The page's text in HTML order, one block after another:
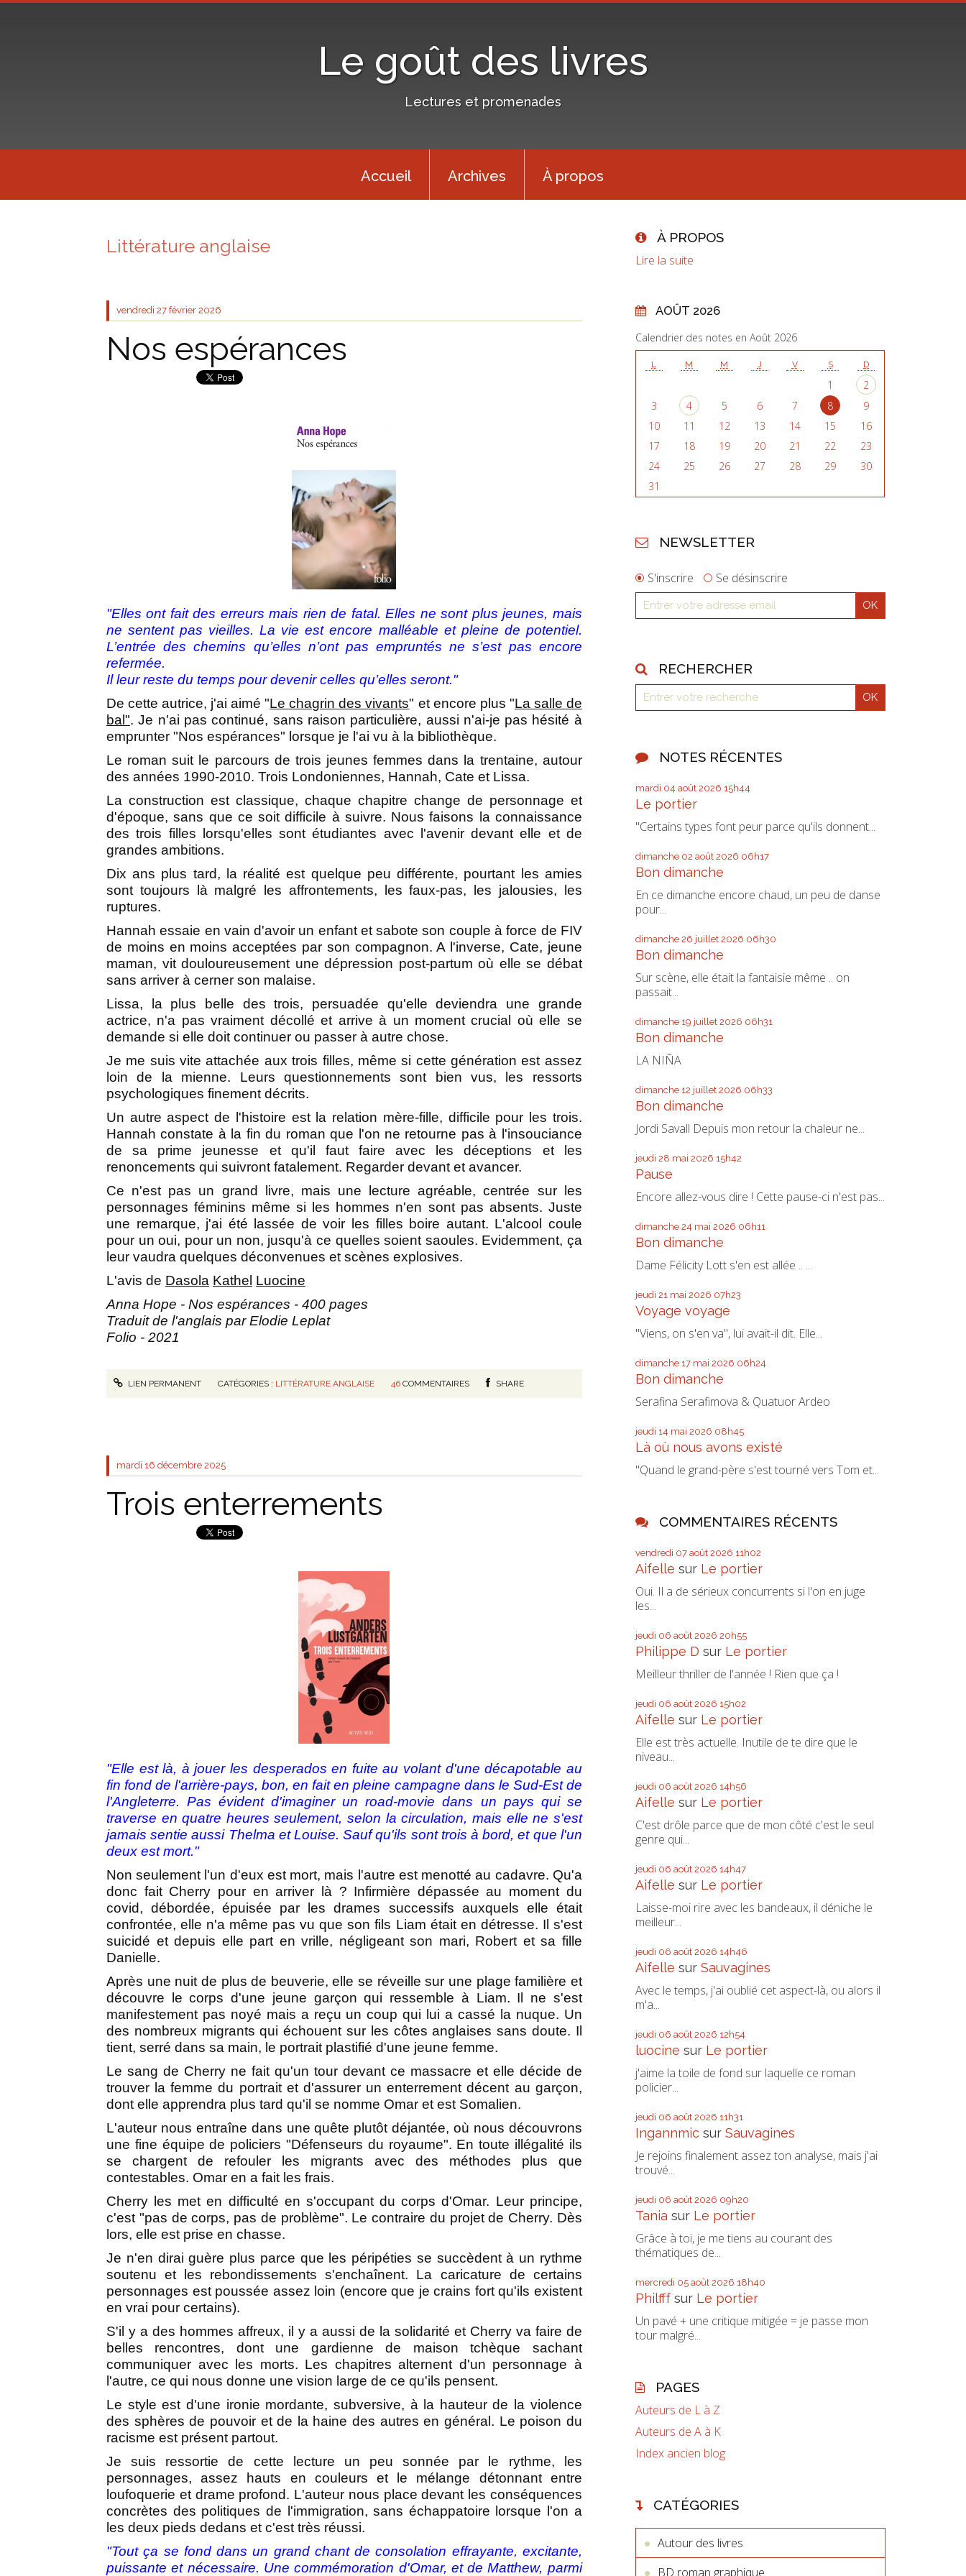
Le goût des livres
Lectures et promenades
Accueil Archives À propos
Littérature anglaise
vendredi 27 février 2026
Nos espérances
"Elles ont fait des erreurs mais rien de fatal. Elles ne sont plus jeunes, mais
ne sentent pas vieilles. La vie est encore malléable et pleine de potentiel.
L’entrée des chemins qu’elles n’ont pas empruntés ne s’est pas encore
refermée.
Il leur reste du temps pour devenir celles qu’elles seront."
De cette autrice, j'ai aimé "Le chagrin des vivants" et encore plus "La salle de
bal". Je n'ai pas continué, sans raison particulière, aussi n'ai-je pas hésité à
emprunter "Nos espérances" lorsque je l'ai vu à la bibliothèque.
Le roman suit le parcours de trois jeunes femmes dans la trentaine, autour
des années 1990-2010. Trois Londoniennes, Hannah, Cate et Lissa.
La construction est classique, chaque chapitre change de personnage et
d'époque, sans que ce soit difficile à suivre. Nous faisons la connaissance
des trois filles lorsqu'elles sont étudiantes avec l'avenir devant elle et de
grandes ambitions.
Dix ans plus tard, la réalité est quelque peu différente, pourtant les amies
sont toujours là malgré les affrontements, les faux-pas, les jalousies, les
ruptures.
Hannah essaie en vain d'avoir un enfant et sabote son couple à force de FIV
de moins en moins acceptées par son compagnon. A l'inverse, Cate, jeune
maman, vit douloureusement une dépression post-partum où elle se débat
sans arriver à cerner son malaise.
Lissa, la plus belle des trois, persuadée qu'elle deviendra une grande
actrice, n'a pas vraiment décollé et arrive à un moment crucial où elle se
demande si elle doit continuer ou passer à autre chose.
Je me suis vite attachée aux trois filles, même si cette génération est assez
loin de la mienne. Leurs questionnements sont bien vus, les ressorts
psychologiques finement décrits.
Un autre aspect de l'histoire est la relation mère-fille, difficile pour les trois.
Hannah constate à la fin du roman que l'on ne retourne pas à l'insouciance
de sa prime jeunesse et qu'il faut faire avec les déceptions et les
renoncements qui suivront fatalement. Regarder devant et avancer.
Ce n'est pas un grand livre, mais une lecture agréable, centrée sur les
personnages féminins même si les hommes n'en sont pas absents. Juste
une remarque, j'ai été lassée de voir les filles boire autant. L'alcool coule
pour un oui, pour un non, jusqu'à ce quelles soient saoules. Evidemment, ça
leur vaudra quelques déconvenues et scènes explosives.
L'avis de Dasola Kathel Luocine
Anna Hope - Nos espérances - 400 pages
Traduit de l'anglais par Elodie Leplat
Folio - 2021
LIEN PERMANENT CATÉGORIES : LITTÉRATURE ANGLAISE 46 COMMENTAIRES SHARE
mardi 16 décembre 2025
Trois enterrements
"Elle est là, à jouer les desperados en fuite au volant d'une décapotable au
fin fond de l'arrière-pays, bon, en fait en pleine campagne dans le Sud-Est de
l'Angleterre. Pas évident d'imaginer un road-movie dans un pays qui se
traverse en quatre heures seulement, selon la circulation, mais elle ne s'est
jamais sentie aussi Thelma et Louise. Sauf qu'ils sont trois à bord, et que l'un
deux est mort."
Non seulement l'un d'eux est mort, mais l'autre est menotté au cadavre. Qu'a
donc fait Cherry pour en arriver là ? Infirmière dépassée au moment du
covid, débordée, épuisée par les drames successifs auxquels elle était
confrontée, elle n'a même pas vu que son fils Liam était en détresse. Il s'est
suicidé et depuis elle part en vrille, négligeant son mari, Robert et sa fille
Danielle.
Après une nuit de plus de beuverie, elle se réveille sur une plage familière et
découvre le corps d'une jeune garçon qui ressemble à Liam. Il ne s'est
manifestement pas noyé mais a reçu un coup qui lui a cassé la nuque. Un
des nombreux migrants qui échouent sur les côtes anglaises sans doute. Il
tient, serré dans sa main, le portrait plastifié d'une jeune femme.
Le sang de Cherry ne fait qu'un tour devant ce massacre et elle décide de
trouver la femme du portrait et d'assurer un enterrement décent au garçon,
dont elle apprendra plus tard qu'il se nomme Omar et est Somalien.
L'auteur nous entraîne dans une quête plutôt déjantée, où nous découvrons
une fine équipe de policiers "Défenseurs du royaume". En toute illégalité ils
se chargent de refouler les migrants avec des méthodes plus que
contestables. Omar en a fait les frais.
Cherry les met en difficulté en s'occupant du corps d'Omar. Leur principe,
c'est "pas de corps, pas de problème". Le contraire du projet de Cherry. Dès
lors, elle est prise en chasse.
Je n'en dirai guère plus parce que les péripéties se succèdent à un rythme
soutenu et les rebondissements s'enchaînent. La caricature de certains
personnages est poussée assez loin (encore que je crains fort qu'ils existent
en vrai pour certains).
S'il y a des hommes affreux, il y a aussi de la solidarité et Cherry va faire de
belles rencontres, dont une gardienne de maison tchèque sachant
communiquer avec les morts. Les chapitres alternent d'un personnage à
l'autre, ce qui nous donne une vision large de ce qu'ils pensent.
Le style est d'une ironie mordante, subversive, à la hauteur de la violence
des sphères de pouvoir et de la haine des autres en général. Le poison du
racisme est présent partout.
Je suis ressortie de cette lecture un peu sonnée par le rythme, les
personnages, assez hauts en couleurs et le mélange détonnant entre
loufoquerie et drame profond. L'auteur nous place devant les conséquences
concrètes des politiques de l'immigration, sans échappatoire lorsque l'on a
les deux pieds dedans et c'est très réussi.
"Tout ça se fond dans un grand chant de consolation effrayante, excitante,
puissante et nécessaire. Une commémoration d'Omar, et de Matthew, parmi
À PROPOS
Lire la suite
AOÛT 2026
Calendrier des notes en Août 2026
L M M J V S D
1
2
3
4 5 6 7 8
9
10
11 12 13 14 15
16
17
18 19 20 21 22
23
24
25 26 27 28 29
30
31
NEWSLETTER
S'inscrire Se désinscrire
RECHERCHER
NOTES RÉCENTES
mardi 04 août 2026 15h44
Le portier
"Certains types font peur parce qu'ils donnent...
dimanche 02 août 2026 06h17
Bon dimanche
En ce dimanche encore chaud, un peu de danse
pour...
dimanche 26 juillet 2026 06h30
Bon dimanche
Sur scène, elle était la fantaisie même .. on
passait...
dimanche 19 juillet 2026 06h31
Bon dimanche
LA NIÑA
dimanche 12 juillet 2026 06h33
Bon dimanche
Jordi Savall Depuis mon retour la chaleur ne...
jeudi 28 mai 2026 15h42
Pause
Encore allez-vous dire ! Cette pause-ci n'est pas...
dimanche 24 mai 2026 06h11
Bon dimanche
Dame Félicity Lott s'en est allée .. ...
jeudi 21 mai 2026 07h23
Voyage voyage
"Viens, on s'en va", lui avait-il dit. Elle...
dimanche 17 mai 2026 06h24
Bon dimanche
Serafina Serafimova & Quatuor Ardeo
jeudi 14 mai 2026 08h45
Là où nous avons existé
"Quand le grand-père s'est tourné vers Tom et...
COMMENTAIRES RÉCENTS
vendredi 07 août 2026 11h02
Aifelle sur Le portier
Oui. Il a de sérieux concurrents si l'on en juge
les...
jeudi 06 août 2026 20h55
Philippe D sur Le portier
Meilleur thriller de l'année ! Rien que ça !
jeudi 06 août 2026 15h02
Aifelle sur Le portier
Elle est très actuelle. Inutile de te dire que le
niveau...
jeudi 06 août 2026 14h56
Aifelle sur Le portier
C'est drôle parce que de mon côté c'est le seul
genre qui...
jeudi 06 août 2026 14h47
Aifelle sur Le portier
Laisse-moi rire avec les bandeaux, il déniche le
meilleur...
jeudi 06 août 2026 14h46
Aifelle surSauvagines
Avec le temps, j'ai oublié cet aspect-là, ou alors il
m'a...
jeudi 06 août 2026 12h54
luocine sur Le portier
j'aime la toile de fond sur laquelle ce roman
policier...
jeudi 06 août 2026 11h31
Ingannmic surSauvagines
Je rejoins finalement assez ton analyse, mais j'ai
trouvé...
jeudi 06 août 2026 09h20
Tania sur Le portier
Grâce à toi, je me tiens au courant des
thématiques de...
mercredi 05 août 2026 18h40
Philfff sur Le portier
Un pavé + une critique mitigée = je passe mon
tour malgré...
PAGES
Auteurs de L à Z
Auteurs de A à K
Index ancien blog
CATÉGORIES
Autour des livres
BD roman graphique